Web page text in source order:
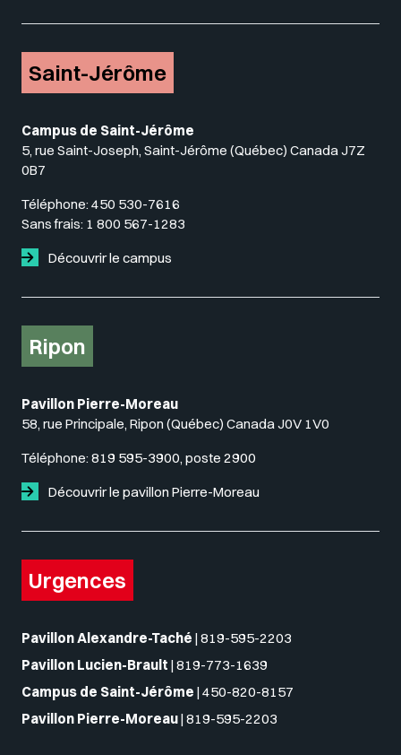
Saint-Jérôme
Campus de Saint-Jérôme
5, rue Saint-Joseph, Saint-Jérôme (Québec) Canada J7Z
0B7
Téléphone: 450 530-7616
Sans frais: 1 800 567-1283
Découvrir le campus
Ripon
Pavillon Pierre-Moreau
58, rue Principale, Ripon (Québec) Canada J0V 1V0
Téléphone: 819 595-3900, poste 2900
Découvrir le pavillon Pierre-Moreau
Urgences
Pavillon Alexandre-Taché | 819-595-2203
Pavillon Lucien-Brault | 819-773-1639
Campus de Saint-Jérôme | 450-820-8157
Pavillon Pierre-Moreau| 819-595-2203